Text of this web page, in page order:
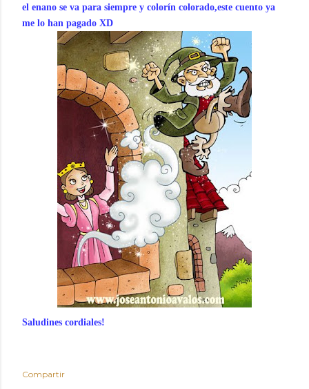
el enano se va para siempre y colorín colorado,este cuento ya
me lo han pagado XD
Saludines cordiales!
Compartir